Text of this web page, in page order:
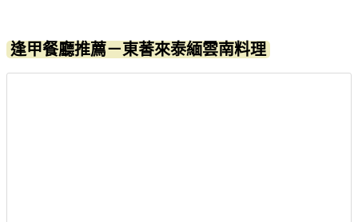
逢甲餐廳推薦－東萫來泰緬雲南料理